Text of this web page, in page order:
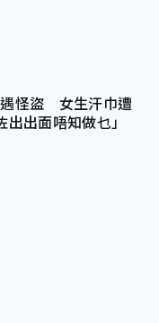
怪盜 女生汗巾遭
出面唔知做乜」